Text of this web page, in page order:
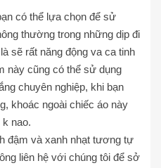
có thể lựa chọn để sử
thường trong những dịp đi
sẽ rất năng động va ca tinh
này cũng có thể sử dụng
chuyên nghiệp, khi bạn
khoác ngoài chiếc áo này
k nao.
đậm và xanh nhạt tương tự
liên hệ với chúng tôi để sở